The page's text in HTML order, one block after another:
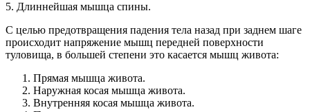
5. Длиннейшая мышца спины.
С целью предотвращения падения тела назад при заднем шаге
происходит напряжение мышц передней поверхности
туловища, в большей степени это касается мышц живота:
Прямая мышца живота.
Наружная косая мышца живота.
Внутренняя косая мышца живота.